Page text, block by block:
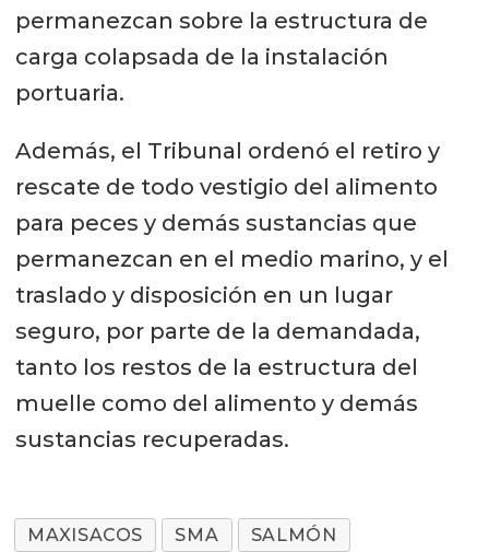
permanezcan sobre la estructura de
carga colapsada de la instalación
portuaria.
Además, el Tribunal ordenó el retiro y
rescate de todo vestigio del alimento
para peces y demás sustancias que
permanezcan en el medio marino, y el
traslado y disposición en un lugar
seguro, por parte de la demandada,
tanto los restos de la estructura del
muelle como del alimento y demás
sustancias recuperadas.
MAXISACOS SMA SALMÓN